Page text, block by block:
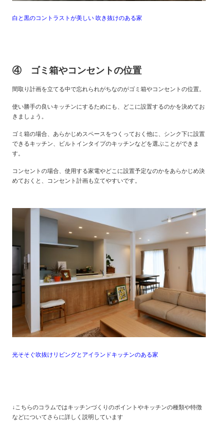
白と黒のコントラストが美しい 吹き抜けのある家
④ ゴミ箱やコンセントの位置
間取り計画を立てる中で忘れられがちなのがゴミ箱やコンセントの位置。
使い勝手の良いキッチンにするためにも、どこに設置するのかを決めてお
きましょう。
ゴミ箱の場合、あらかじめスペースをつくっておく他に、シンク下に設置
できるキッチン、ビルトインタイプのキッチンなどを選ぶことができま
す。
コンセントの場合、使用する家電やどこに設置予定なのかをあらかじめ決
めておくと、コンセント計画も立てやすいです。
光そそぐ吹抜けリビングとアイランドキッチンのある家
↓こちらのコラムではキッチンづくりのポイントやキッチンの種類や特徴
などについてさらに詳しく説明しています